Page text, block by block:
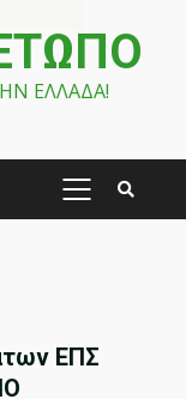
ΕΛΛΑΔΑ!
PRIMARY
ΕΠΣ